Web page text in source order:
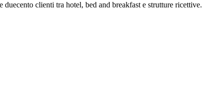
clienti tra hotel, bed and breakfast e strutture ricettive.